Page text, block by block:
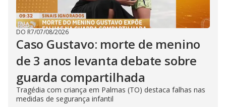
DO R7/07/08/2026
Caso Gustavo: morte de menino
de 3 anos levanta debate sobre
guarda compartilhada
Tragédia com criança em Palmas (TO) destaca falhas nas
medidas de segurança infantil